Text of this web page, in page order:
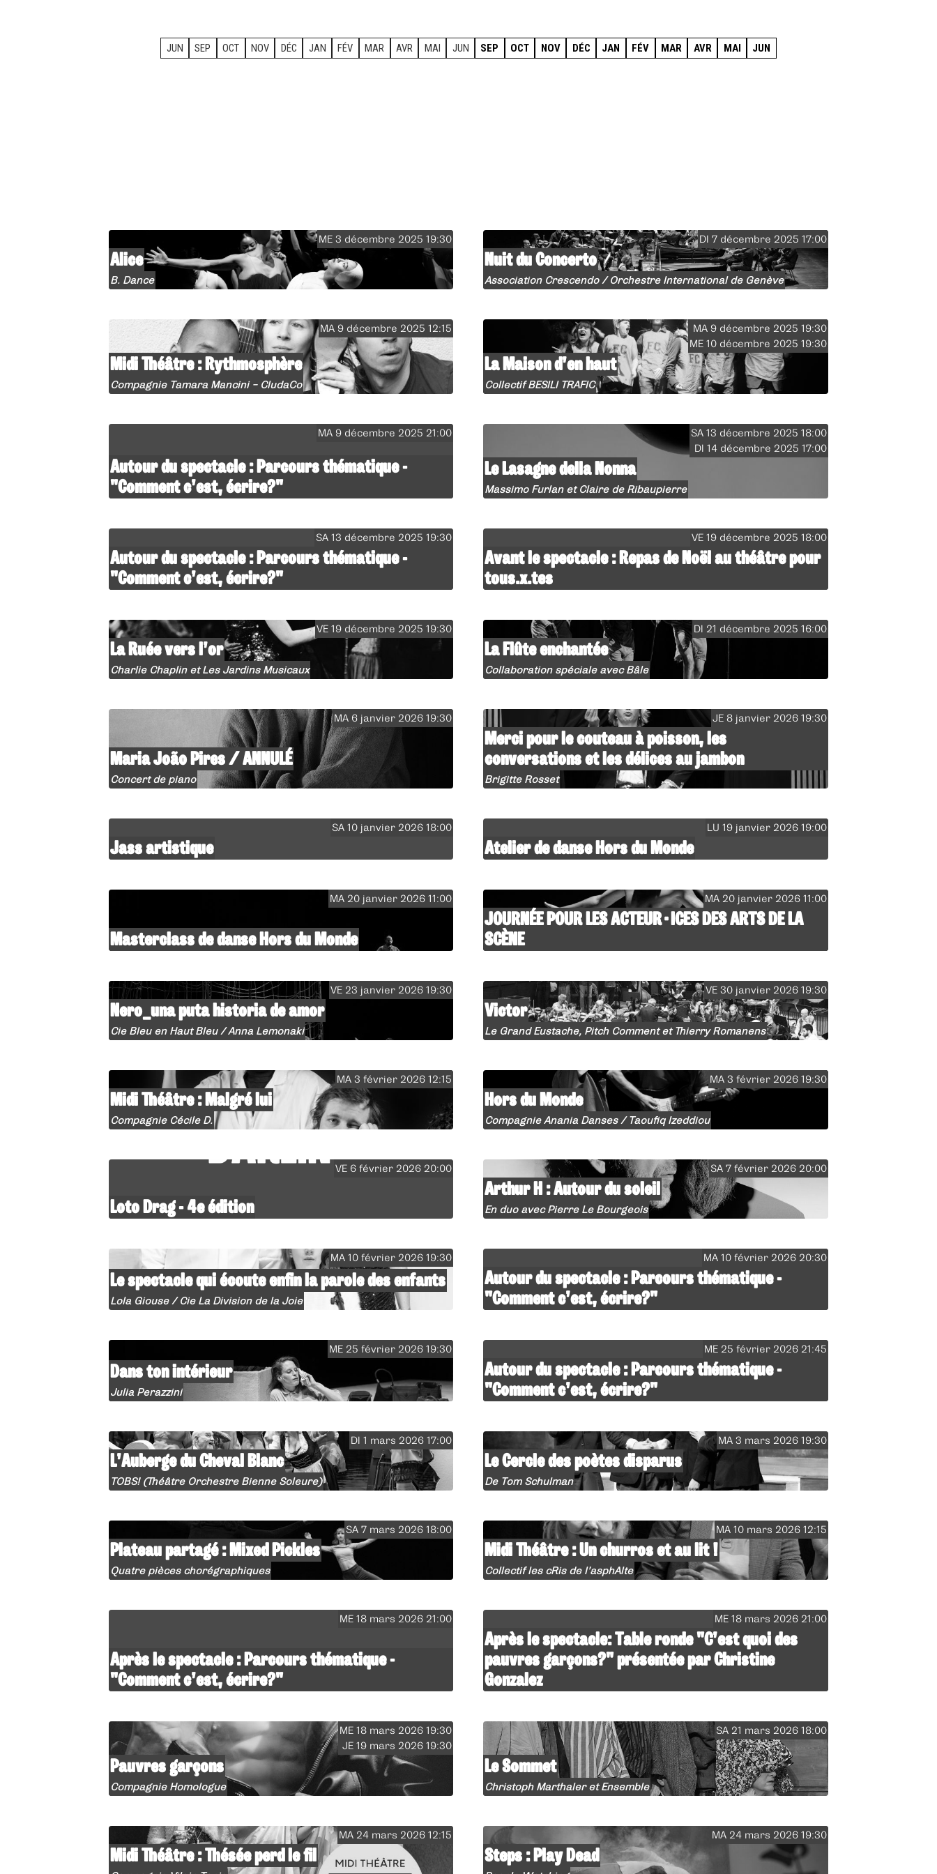
JUN SEP OCT NOV DÉC JAN FÉV MAR AVR MAI JUN SEP OCT NOV DÉC JAN FÉV MAR AVR MAI JUN
ME 3 décembre 2025 19:30
Alice
B. Dance
DI 7 décembre 2025 17:00
Nuit du Concerto
Association Crescendo / Orchestre International de Genève
MA 9 décembre 2025 12:15
Midi Théâtre : Rythmosphère
Compagnie Tamara Mancini – CludaCo
MA 9 décembre 2025 19:30
ME 10 décembre 2025 19:30
La Maison d’en haut
Collectif BESILI TRAFIC
MA 9 décembre 2025 21:00
Autour du spectacle : Parcours thématique -
"Comment c’est, écrire?"
SA 13 décembre 2025 18:00
DI 14 décembre 2025 17:00
Le Lasagne della Nonna
Massimo Furlan et Claire de Ribaupierre
SA 13 décembre 2025 19:30
Autour du spectacle : Parcours thématique -
"Comment c’est, écrire?"
VE 19 décembre 2025 18:00
Avant le spectacle : Repas de Noël au théâtre pour
tous.x.tes
VE 19 décembre 2025 19:30
La Ruée vers l’or
Charlie Chaplin et Les Jardins Musicaux
DI 21 décembre 2025 16:00
La Flûte enchantée
Collaboration spéciale avec Bâle
MA 6 janvier 2026 19:30
Maria João Pires / ANNULÉ
Concert de piano
JE 8 janvier 2026 19:30
Merci pour le couteau à poisson, les
conversations et les délices au jambon
Brigitte Rosset
SA 10 janvier 2026 18:00
Jass artistique
LU 19 janvier 2026 19:00
Atelier de danse Hors du Monde
MA 20 janvier 2026 11:00
Masterclass de danse Hors du Monde
MA 20 janvier 2026 11:00
JOURNÉE POUR LES ACTEUR·ICES DES ARTS DE LA
SCÈNE
VE 23 janvier 2026 19:30
Nero_una puta historia de amor
Cie Bleu en Haut Bleu / Anna Lemonaki
VE 30 janvier 2026 19:30
Victor
Le Grand Eustache, Pitch Comment et Thierry Romanens
MA 3 février 2026 12:15
Midi Théâtre : Malgré lui
Compagnie Cécile D.
MA 3 février 2026 19:30
Hors du Monde
Compagnie Anania Danses / Taoufiq Izeddiou
VE 6 février 2026 20:00
Loto Drag - 4e édition
SA 7 février 2026 20:00
Arthur H : Autour du soleil
En duo avec Pierre Le Bourgeois
MA 10 février 2026 19:30
Le spectacle qui écoute enfin la parole des enfants
Lola Giouse / Cie La Division de la Joie
MA 10 février 2026 20:30
Autour du spectacle : Parcours thématique -
"Comment c’est, écrire?"
ME 25 février 2026 19:30
Dans ton intérieur
Julia Perazzini
ME 25 février 2026 21:45
Autour du spectacle : Parcours thématique -
"Comment c’est, écrire?"
DI 1 mars 2026 17:00
L’Auberge du Cheval Blanc
TOBS! (Théâtre Orchestre Bienne Soleure)
MA 3 mars 2026 19:30
Le Cercle des poètes disparus
De Tom Schulman
SA 7 mars 2026 18:00
Plateau partagé : Mixed Pickles
Quatre pièces chorégraphiques
MA 10 mars 2026 12:15
Midi Théâtre : Un churros et au lit !
Collectif les cRis de l’asphAlte
ME 18 mars 2026 21:00
Après le spectacle : Parcours thématique -
"Comment c’est, écrire?"
ME 18 mars 2026 21:00
Après le spectacle: Table ronde "C’est quoi des
pauvres garçons?" présentée par Christine
Gonzalez
ME 18 mars 2026 19:30
JE 19 mars 2026 19:30
Pauvres garçons
Compagnie Homologue
SA 21 mars 2026 18:00
Le Sommet
Christoph Marthaler et Ensemble
MA 24 mars 2026 12:15
Midi Théâtre : Thésée perd le fil
MA 24 mars 2026 19:30
Steps : Play Dead